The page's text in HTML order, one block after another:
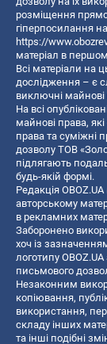
розміщення
гіперпосилання
https://
матеріал в
Всі матеріали на
дослідження – є
виключні
На всі
майнові права,
права та суміжні
дозволу ТОВ
підлягають
будь-якій формі.
Редакція
авторському
в рекламних
Заборонено
хоч із
логотипу
письмового
Незаконним
копiювання,
використання,
складу інших
та інші подібні